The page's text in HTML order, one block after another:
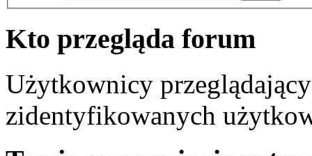
Kto przegląda forum
Użytkownicy
zidentyfikowanych